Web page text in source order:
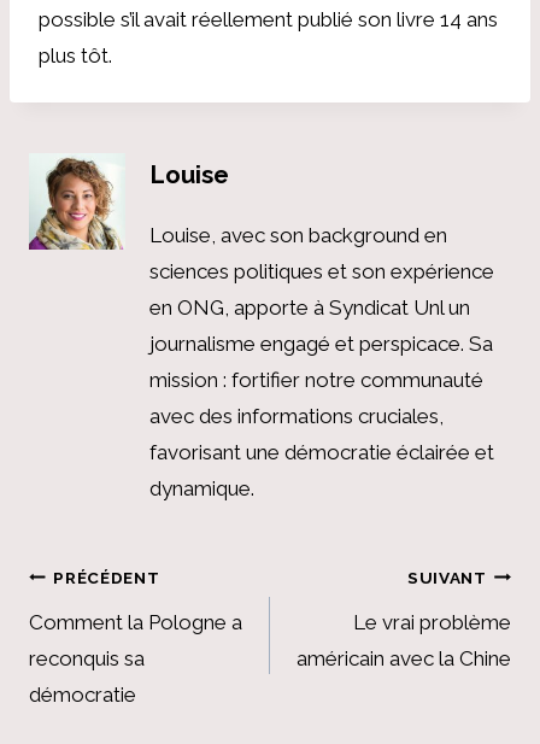
possible s’il avait réellement publié son livre 14 ans
plus tôt.
Louise
Louise, avec son background en
sciences politiques et son expérience
en ONG, apporte à Syndicat Unl un
journalisme engagé et perspicace. Sa
mission : fortifier notre communauté
avec des informations cruciales,
favorisant une démocratie éclairée et
dynamique.
Navigation
de
l’article
PRÉCÉDENT
Comment la Pologne a
reconquis sa
démocratie
SUIVANT
Le vrai problème
américain avec la Chine